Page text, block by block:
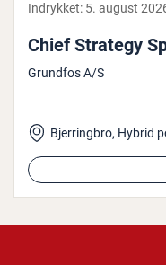
Indrykket: 5. august
Chief Strategy
Grundfos A/S
Bjerringbro, Hybrid